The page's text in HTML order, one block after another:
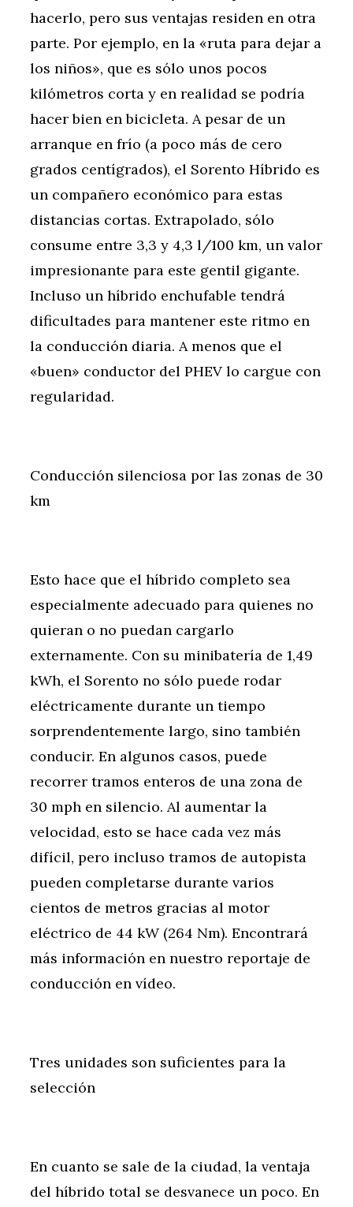
hacerlo, pero sus ventajas residen en otra
parte. Por ejemplo, en la «ruta para dejar a
los niños», que es sólo unos pocos
kilómetros corta y en realidad se podría
hacer bien en bicicleta. A pesar de un
arranque en frío (a poco más de cero
grados centígrados), el Sorento Híbrido es
un compañero económico para estas
distancias cortas. Extrapolado, sólo
consume entre 3,3 y 4,3 l/100 km, un valor
impresionante para este gentil gigante.
Incluso un híbrido enchufable tendrá
dificultades para mantener este ritmo en
la conducción diaria. A menos que el
«buen» conductor del PHEV lo cargue con
regularidad.
Conducción silenciosa por las zonas de 30
km
Esto hace que el híbrido completo sea
especialmente adecuado para quienes no
quieran o no puedan cargarlo
externamente. Con su minibatería de 1,49
kWh, el Sorento no sólo puede rodar
eléctricamente durante un tiempo
sorprendentemente largo, sino también
conducir. En algunos casos, puede
recorrer tramos enteros de una zona de
30 mph en silencio. Al aumentar la
velocidad, esto se hace cada vez más
difícil, pero incluso tramos de autopista
pueden completarse durante varios
cientos de metros gracias al motor
eléctrico de 44 kW (264 Nm). Encontrará
más información en nuestro reportaje de
conducción en vídeo.
Tres unidades son suficientes para la
selección
En cuanto se sale de la ciudad, la ventaja
del híbrido total se desvanece un poco. En